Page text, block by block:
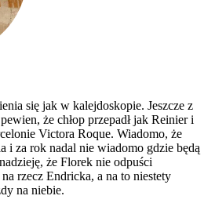
się jak w kalejdoskopie. Jeszcze z
że chłop przepadł jak Reinier i
Victora Roque. Wiadomo, że
i za rok nadal nie wiadomo gdzie będą
że Florek nie odpuści
rzecz Endricka, a na to niestety
na niebie.